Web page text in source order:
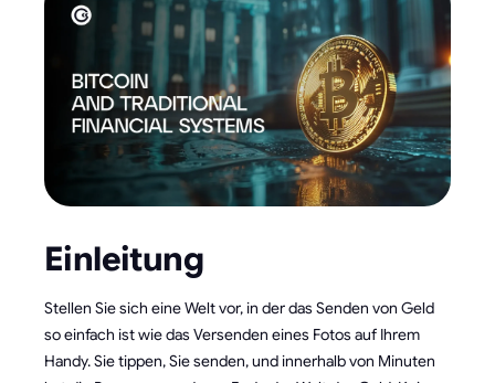
Einleitung
Stellen Sie sich eine Welt vor, in der das Senden von Geld
so einfach ist wie das Versenden eines Fotos auf Ihrem
Handy. Sie tippen, Sie senden, und innerhalb von Minuten